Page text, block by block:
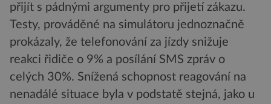
přijít s pádnými argumenty pro přijetí zákazu.
Testy, prováděné na simulátoru jednoznačně
prokázaly, že telefonování za jízdy snižuje
reakci řidiče o 9% a posílání SMS zpráv o
celých 30%. Snížená schopnost reagování na
nenadálé situace byla v podstatě stejná, jako u